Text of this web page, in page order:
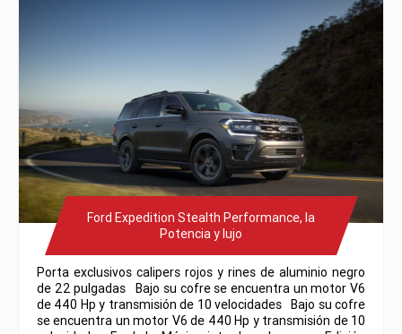
Ford Expedition Stealth Performance, la
Potencia y lujo
Porta exclusivos calipers rojos y rines de aluminio negro
de 22 pulgadas Bajo su cofre se encuentra un motor V6
de 440 Hp y transmisión de 10 velocidades Bajo su cofre
se encuentra un motor V6 de 440 Hp y transmisión de 10